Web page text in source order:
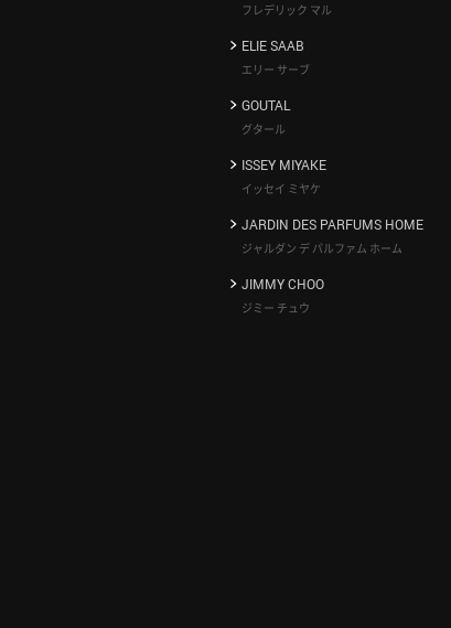
フレデリック マル
ELIE SAAB
エリー サーブ
GOUTAL
グタール
ISSEY MIYAKE
イッセイ ミヤケ
JARDIN DES PARFUMS HOME
ジャルダン デ パルファム ホーム
JIMMY CHOO
ジミー チュウ